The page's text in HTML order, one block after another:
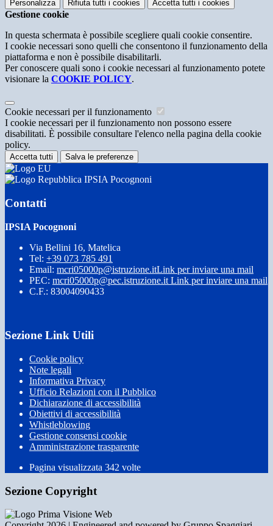
Personalizza Rifiuta tutti i cookies Accetta tutti i cookies
Gestione cookie
In questa schermata è possibile scegliere quali cookie consentire.
I cookie necessari sono quelli che consentono il funzionamento della
piattaforma e non è possibile disabilitarli.
Per conoscere quali sono i cookie necessari al funzionamento potete
visionare la COOKIE POLICY.
Cookie necessari per il funzionamento
I cookie necessari per il funzionamento non possono essere
disabilitati. È possibile consultare l'elenco nella pagina della cookie
policy.
Accetta tutti Salva le preferenze
IPSIA Pocognoni
Contatti
IPSIA Pocognoni
Via Bellini 16, Matelica
Tel: +39 073 785 491
Email: mcri05000p@istruzione.itLink per inviare una mail
PEC: mcri05000p@pec.istruzione.it Link per inviare una mail
C.F.: 83004090433
Sezione Link Utili
Cookie policy
Note legali
Informativa Privacy
Ufficio Relazioni con il Pubblico
Dichiarazione di accessibilità
Obiettivi di accessibilità
Whistleblowing
Gestione consensi cookie
Amministrazione trasparente
Pagina visualizzata 342 volte
Sezione Copyright